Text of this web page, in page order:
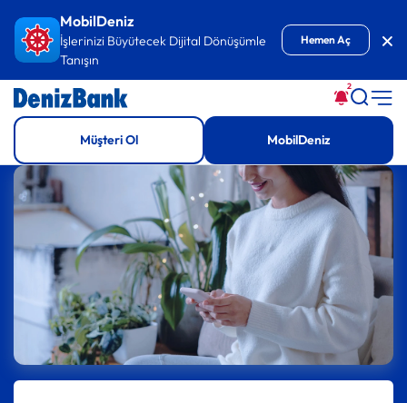
İçeriğe GitMobilDeniz
İşlerinizi Büyütecek Dijital Dönüşümle
Tanışın
Hemen Aç
2
Müşteri Ol MobilDeniz